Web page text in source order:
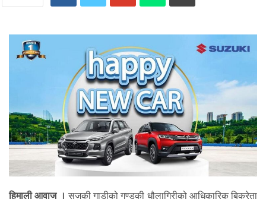
हिमाली आवाज । सुजुकी गाडीको गण्डकी धौलागिरीको आधिकारिक बिक्रेता